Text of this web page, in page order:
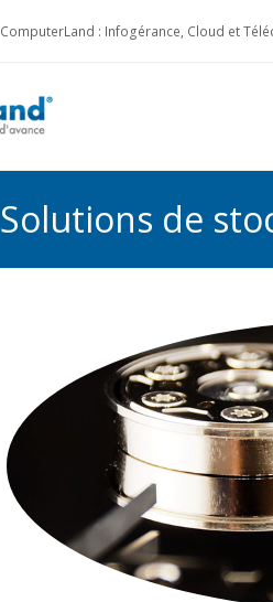
ComputerLand : Infogérance, Cloud et
Solutions de